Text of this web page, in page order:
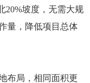
20%坡度，无需大规
量，降低项目总体
布局，相同面积更